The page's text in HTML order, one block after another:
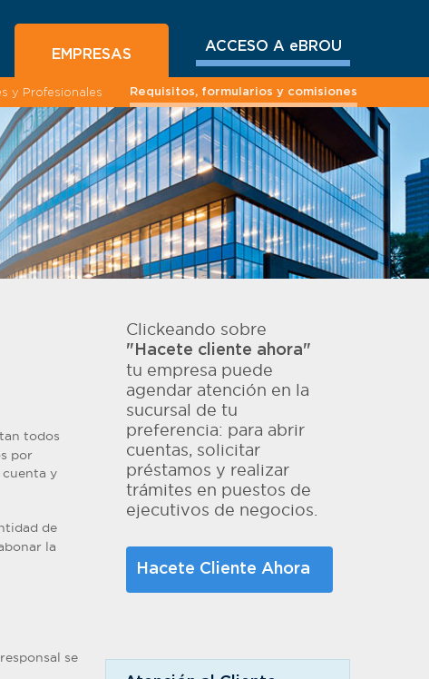
EMPRESAS
ACCESO A eBROU
y Profesionales Requisitos, formularios y comisiones
todos
por
y
de
la
se
Clickeando sobre
"Hacete cliente ahora"
tu empresa puede
agendar atención en la
sucursal de tu
preferencia: para abrir
cuentas, solicitar
préstamos y realizar
trámites en puestos de
ejecutivos de negocios.
Hacete Cliente Ahora